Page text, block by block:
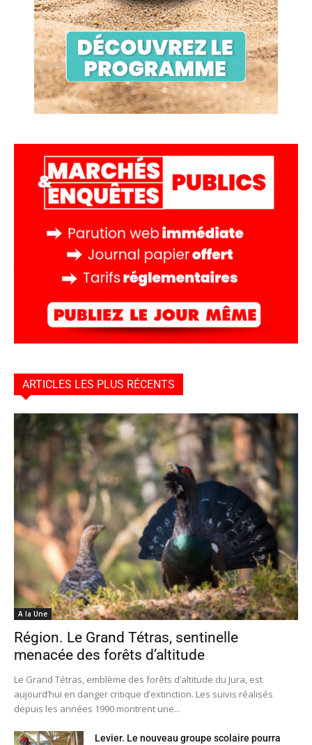
ARTICLES LES PLUS RÉCENTS
A la Une
Région. Le Grand Tétras, sentinelle
menacée des forêts d’altitude
Le Grand Tétras, emblème des forêts d’altitude du Jura, est
aujourd’hui en danger critique d’extinction. Les suivis réalisés
depuis les années 1990 montrent une...
Levier. Le nouveau groupe scolaire pourra